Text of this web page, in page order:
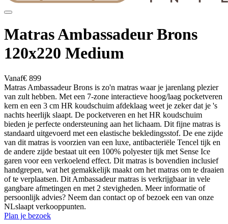
Matras Ambassadeur Brons
120x220 Medium
Vanaf€ 899
Matras Ambassadeur Brons is zo'n matras waar je jarenlang plezier
van zult hebben. Met een 7-zone interactieve hoog/laag pocketveren
kern en een 3 cm HR koudschuim afdeklaag weet je zeker dat je 's
nachts heerlijk slaapt. De pocketveren en het HR koudschuim
bieden je perfecte ondersteuning aan het lichaam. Dit fijne matras is
standaard uitgevoerd met een elastische bekledingsstof. De ene zijde
van dit matras is voorzien van een luxe, antibacteriële Tencel tijk en
de andere zijde bestaat uit een 100% polyester tijk met Sense Ice
garen voor een verkoelend effect. Dit matras is bovendien inclusief
handgrepen, wat het gemakkelijk maakt om het matras om te draaien
of te verplaatsen. Dit Ambassadeur matras is verkrijgbaar in vele
gangbare afmetingen en met 2 stevigheden. Meer informatie of
persoonlijk advies? Neem dan contact op of bezoek een van onze
NLslaapt verkooppunten.
Plan je bezoek